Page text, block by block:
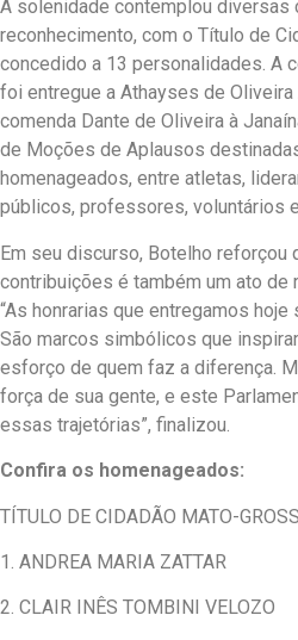
A solenidade contemplou diversas
reconhecimento, com o Título de
concedido a 13 personalidades. A
foi entregue a Athayses de
comenda Dante de Oliveira à
de Moções de Aplausos
homenageados, entre atletas,
públicos, professores, voluntários
Em seu discurso, Botelho reforçou
contribuições é também um ato de
“As honrarias que entregamos
São marcos simbólicos que
esforço de quem faz a diferença.
força de sua gente, e este
essas trajetórias”, finalizou.
Confira os homenageados:
TÍTULO DE CIDADÃO MATO-
1. ANDREA MARIA ZATTAR
2. CLAIR INÊS TOMBINI VELOZO